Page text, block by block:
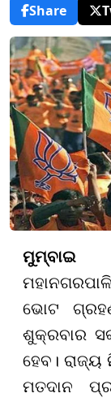
Share
ମୁମ୍ବାଇ
ଭୋଟ
ଶୁକ୍ରବାର
ହେବ। ରାଜ୍ୟ
ମତଦାନ